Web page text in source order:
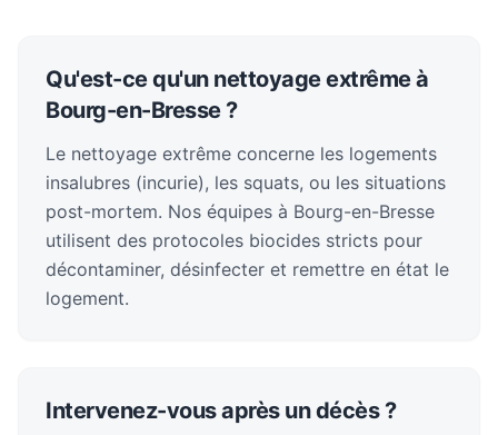
Qu'est-ce qu'un nettoyage extrême à
Bourg-en-Bresse ?
Le nettoyage extrême concerne les logements
insalubres (incurie), les squats, ou les situations
post-mortem. Nos équipes à Bourg-en-Bresse
utilisent des protocoles biocides stricts pour
décontaminer, désinfecter et remettre en état le
logement.
Intervenez-vous après un décès ?